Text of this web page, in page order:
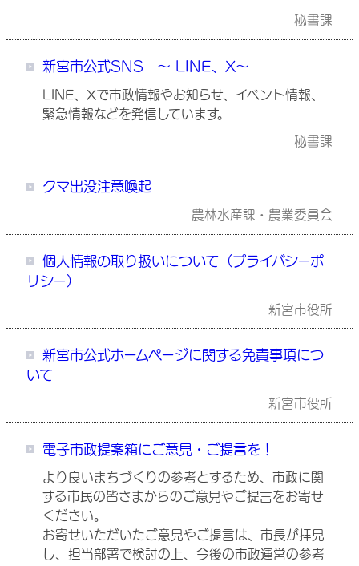
秘書課
新宮市公式SNS ～ LINE、X～
LINE、Xで市政情報やお知らせ、イベント情報、
緊急情報などを発信しています。
秘書課
クマ出没注意喚起
農林水産課・農業委員会
個人情報の取り扱いについて（プライバシーポ
リシー）
新宮市役所
新宮市公式ホームページに関する免責事項につ
いて
新宮市役所
電子市政提案箱にご意見・ご提言を！
より良いまちづくりの参考とするため、市政に関
する市民の皆さまからのご意見やご提言をお寄せ
ください。
お寄せいただいたご意見やご提言は、市長が拝見
し、担当部署で検討の上、今後の市政運営の参考